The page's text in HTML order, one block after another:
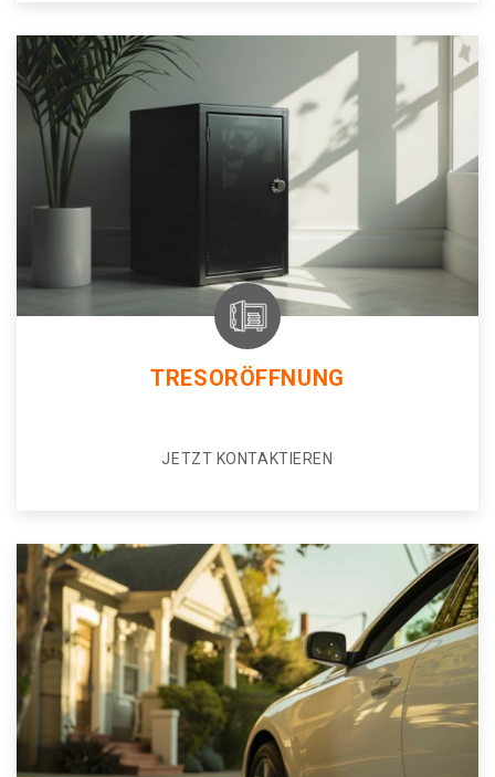
TRESORÖFFNUNG
JETZT KONTAKTIEREN